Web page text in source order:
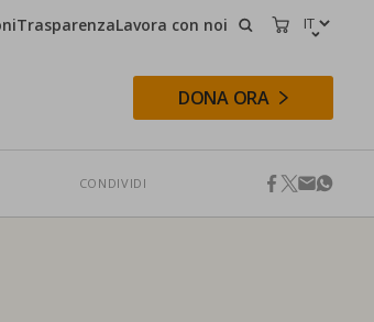
TrasparenzaLavora con noi CERCACARRELLO
DONA ORA
CONDIVIDI facebook
twitter
email